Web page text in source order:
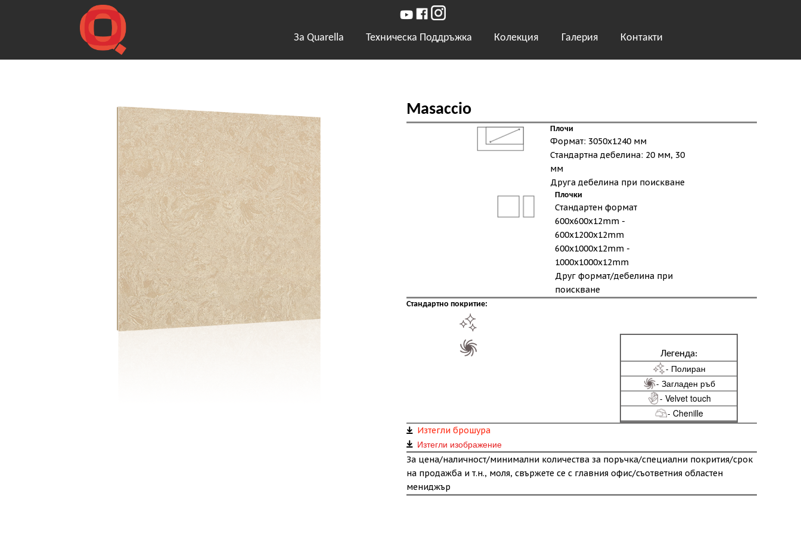
За Quarella Техническа Поддръжка Колекция Галерия Контакти
Masaccio
Плочи
Формат: 3050х1240 мм
Стандартна дебелина: 20 мм, 30
мм
Друга дебелина при поискване
Плочки
Стандартен формат
600x600x12mm -
600x1200x12mm
600x1000x12mm -
1000x1000x12mm
Друг формат/дебелина при
поискване
Стандартно покритие:
Легенда:
- Полиран
- Загладен ръб
- Velvet touch
- Chenille
Изтегли брошура
Изтегли изображение
За цена/наличност/минимални количества за поръчка/специални покрития/срок
на продажба и т.н., моля, свържете се с главния офис/съответния областен
мениджър